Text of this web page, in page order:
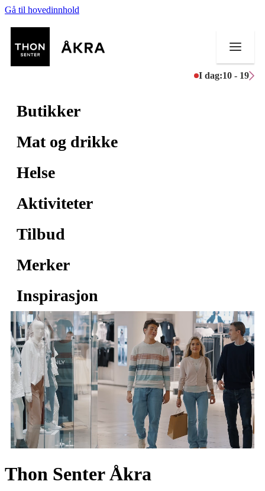
Gå til hovedinnhold
I dag:10 - 19
Butikker
Mat og drikke
Helse
Aktiviteter
Tilbud
Merker
Inspirasjon
Thon Senter Åkra